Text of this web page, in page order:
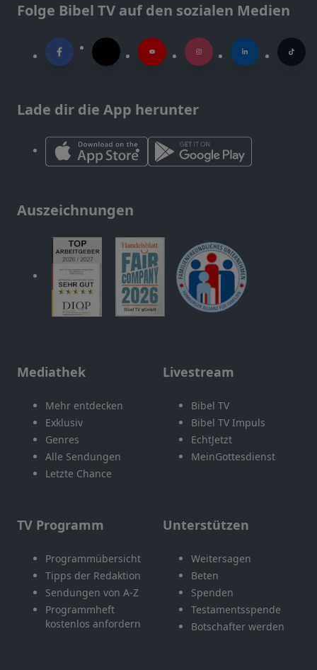
Folge Bibel TV auf den sozialen Medien
Lade dir die App herunter
Auszeichnungen
Mediathek
Mehr entdecken
Exklusiv
Genres
Alle Sendungen
Letzte Chance
Livestream
Bibel TV
Bibel TV Impuls
EchtJetzt
MeinGottesdienst
TV Programm
Programmübersicht
Tipps der Redaktion
Sendungen von A-Z
Programmheft
kostenlos anfordern
Unterstützen
Weitersagen
Beten
Spenden
Testamentsspende
Botschafter werden